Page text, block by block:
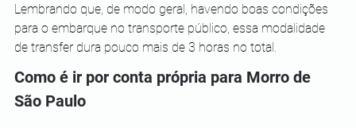
Lembrando que, de modo geral, havendo boas condições
para o embarque no transporte público, essa modalidade
de transfer dura pouco mais de 3 horas no total.
Como é ir por conta própria para Morro de
São Paulo